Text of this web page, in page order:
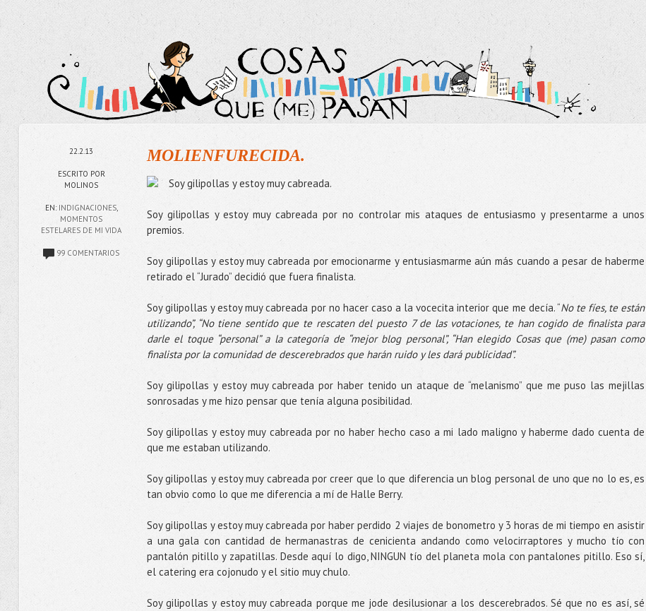
22.2.13
ESCRITO POR
MOLINOS
EN: INDIGNACIONES,
MOMENTOS
ESTELARES DE MI VIDA
99 COMENTARIOS
MOLIENFURECIDA.
Soy gilipollas y estoy muy cabreada.
Soy gilipollas y estoy muy cabreada por no controlar mis ataques de entusiasmo y presentarme a unos
premios.
Soy gilipollas y estoy muy cabreada por emocionarme y entusiasmarme aún más cuando a pesar de haberme
retirado el “Jurado” decidió que fuera finalista.
Soy gilipollas y estoy muy cabreada por no hacer caso a la vocecita interior que me decía. “No te fíes, te están
utilizando”, “No tiene sentido que te rescaten del puesto 7 de las votaciones, te han cogido de finalista para
darle el toque “personal” a la categoría de “mejor blog personal”, “Han elegido Cosas que (me) pasan como
finalista por la comunidad de descerebrados que harán ruido y les dará publicidad”.
Soy gilipollas y estoy muy cabreada por haber tenido un ataque de “melanismo” que me puso las mejillas
sonrosadas y me hizo pensar que tenía alguna posibilidad.
Soy gilipollas y estoy muy cabreada por no haber hecho caso a mi lado maligno y haberme dado cuenta de
que me estaban utilizando.
Soy gilipollas y estoy muy cabreada por creer que lo que diferencia un blog personal de uno que no lo es, es
tan obvio como lo que me diferencia a mí de Halle Berry.
Soy gilipollas y estoy muy cabreada por haber perdido 2 viajes de bonometro y 3 horas de mi tiempo en asistir
a una gala con cantidad de hermanastras de cenicienta andando como velocirraptores y mucho tío con
pantalón pitillo y zapatillas. Desde aquí lo digo, NINGUN tío del planeta mola con pantalones pitillo. Eso sí,
el catering era cojonudo y el sitio muy chulo.
Soy gilipollas y estoy muy cabreada porque me jode desilusionar a los descerebrados. Sé que no es así, sé